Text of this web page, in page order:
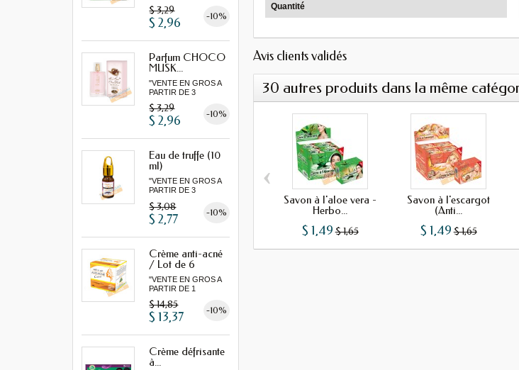
$ 3,29 -10%
$ 2,96
Parfum CHOCO
MUSK...
"VENTE EN GROS A
PARTIR DE 3
$ 3,29 -10%
$ 2,96
Eau de truffe (10
ml)
"VENTE EN GROS A
PARTIR DE 3
$ 3,08 -10%
$ 2,77
Crème anti-acné
/ Lot de 6
"VENTE EN GROS A
PARTIR DE 1
$ 14,85 -10%
$ 13,37
Crème défrisante
à...
Quantité
Avis clients validés
30 autres produits dans la même
Savon à l'aloe vera -
Herbo...
$ 1,49 $ 1,65
Savon à l'escargot
(Anti...
$ 1,49 $ 1,65
‹